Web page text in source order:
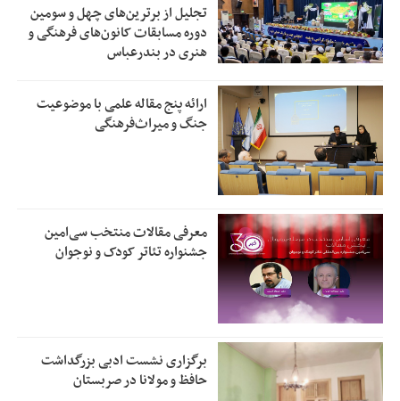
تجلیل از بر‌ترین‌های چهل و سومین
دوره مسابقات کانون‌های فرهنگی و
هنری در بندرعباس
ارائه پنج مقاله علمی با موضوعیت
جنگ و میراث‌فرهنگی
معرفی مقالات منتخب سی‌امین
جشنواره تئاتر کودک و نوجوان
برگزاری نشست ادبی بزرگداشت
حافظ و مولانا در صربستان